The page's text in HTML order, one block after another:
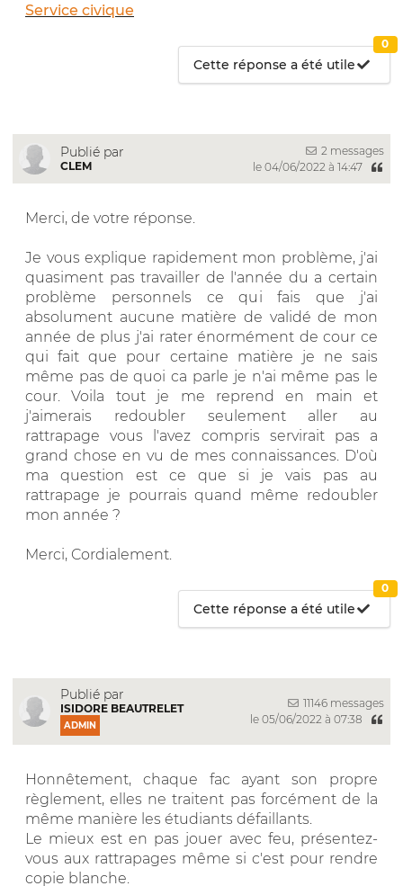
Service civique
Cette réponse a été utile
0
Publié par
CLEM
2 messages
le 04/06/2022 à 14:47
Merci, de votre réponse.
Je vous explique rapidement mon problème, j'ai
quasiment pas travailler de l'année du a certain
problème personnels ce qui fais que j'ai
absolument aucune matière de validé de mon
année de plus j'ai rater énormément de cour ce
qui fait que pour certaine matière je ne sais
même pas de quoi ca parle je n'ai même pas le
cour. Voila tout je me reprend en main et
j'aimerais redoubler seulement aller au
rattrapage vous l'avez compris servirait pas a
grand chose en vu de mes connaissances. D'où
ma question est ce que si je vais pas au
rattrapage je pourrais quand même redoubler
mon année ?
Merci, Cordialement.
Cette réponse a été utile
0
Publié par
ISIDORE BEAUTRELET
ADMIN
11146 messages
le 05/06/2022 à 07:38
Honnêtement, chaque fac ayant son propre
règlement, elles ne traitent pas forcément de la
même manière les étudiants défaillants.
Le mieux est en pas jouer avec feu, présentez-
vous aux rattrapages même si c'est pour rendre
copie blanche.